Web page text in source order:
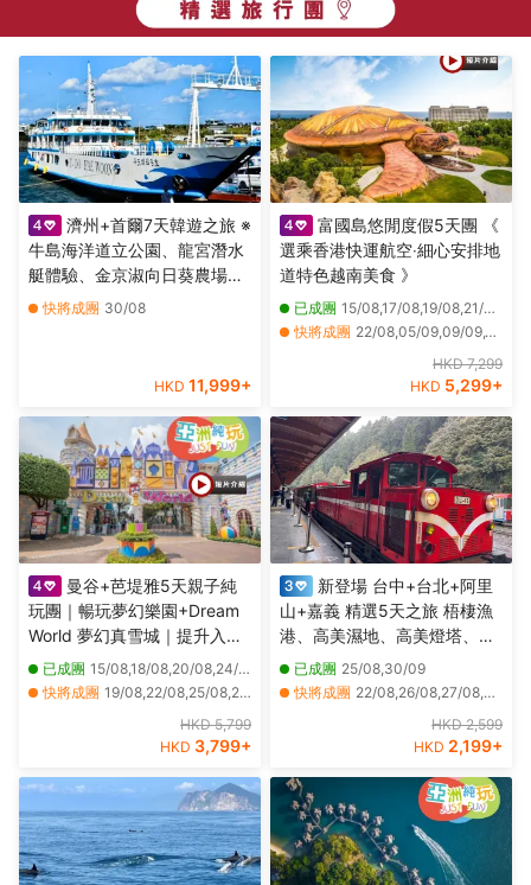
濟州+首爾7天韓遊之旅 ※
牛島海洋道立公園、龍宮潛水
艇體驗、金京淑向日葵農場、
Kidzania兒童職業主題樂園、
快將成團 30/08
HKD 11,999+
富國島悠閒度假5天團 《
選乘香港快運航空‧細心安排地
道特色越南美食 》
已成團 15/08,17/08,19/08,21/08,17/10
快將成團 22/08,05/09,09/09,12/09,16/09,19/09,23/09,26/09,07/10,10/10,14/10,21/10,24/10,28/10,31/10,06/11,13/11,20/11,27/11,11/12
HKD 7,299
HKD 5,299+
曼谷+芭堤雅5天親子純
玩團｜暢玩夢幻樂園+Dream
World 夢幻真雪城｜提升入住
2晚芭堤雅Centre Point Prime
Pattaya Deluxe Premier及暢
已成團 15/08,18/08,20/08,24/08
快將成團 19/08,22/08,25/08,26/08,27/08,28/08,29/08,30/08,31/08,01/09,02/09,04/09,05/09,06/09,07/09,08/09,09/09,10/09,11/09,12/09
25/10,27/10,29/10,01/11,03/11,05/11,08/11,10/11,12/11,15/11,17/11,19/11,22/11,24/11,26/11,29/11,01/12,03/12,06/12,08/12
HKD 5,799
HKD 3,799+
新登場 台中+台北+阿里
山+嘉義 精選5天之旅 梧棲漁
港、高美濕地、高美燈塔、阿
里山森林風景(重本安排小火車
)、苗栗百變影城、十分瀑布、
已成團 25/08,30/09
快將成團 22/08,26/08,27/08,29/08,01/09,02/09,03/09,05/09,08/09,09/09,10/09,12/09,15/09,16/09,17/09,19/09,22/09,24/09,28/09,29/09
23/08,24/08,28/08,30/08,31/08,04/09,06/09,07/09,11/09,13/09,14/09,18/09,20/09,21/09,23/09,25/09,26/09,27/09,01/10,02/10
HKD 2,599
HKD 2,199+